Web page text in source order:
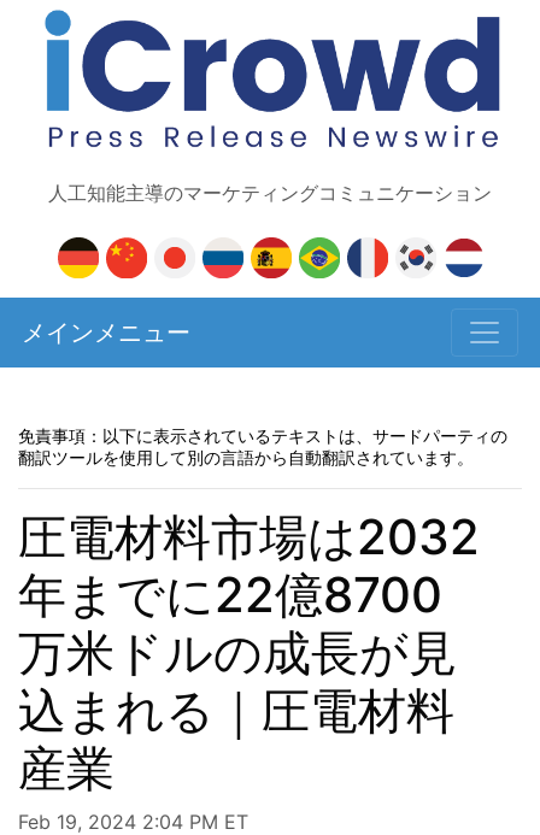
人工知能主導のマーケティングコミュニケーション
メインメニュー
免責事項：以下に表示されているテキストは、サードパーティの
翻訳ツールを使用して別の言語から自動翻訳されています。
圧電材料市場は2032
年までに22億8700
万米ドルの成長が見
込まれる｜圧電材料
産業
Feb 19, 2024 2:04 PM ET